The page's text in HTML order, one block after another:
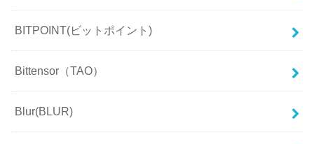
BITPOINT(ビットポイント)
Bittensor（TAO）
Blur(BLUR)